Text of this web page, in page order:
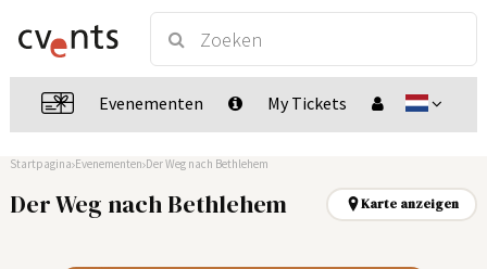
Evenementen My Tickets
Startpagina Evenementen Der Weg nach Bethlehem
Der Weg nach Bethlehem Karte anzeigen